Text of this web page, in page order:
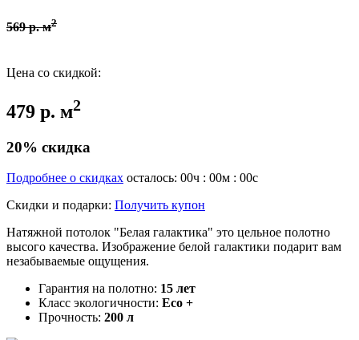
569 р. м2
Цена со скидкой:
479 р. м2
20% скидка
Подробнее о скидках осталось: 00ч : 00м : 00с
Скидки и подарки: Получить купон
Натяжной потолок "Белая галактика" это цельное полотно
высого качества. Изображение белой галактики подарит вам
незабываемые ощущения.
Гарантия на полотно: 15 лет
Класс экологичности: Eco +
Прочность: 200 л